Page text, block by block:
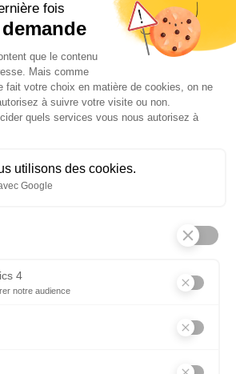
fois
Gestion du
que le contenu
Mais comme
fait votre choix en matière de cookies, on ne
à suivre votre visite ou non.
quels services vous nous autorisez à
utilisons des cookies.
Google
4
notre audience
ENVOYER